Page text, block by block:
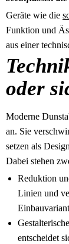
Geräte wie die
Funktion und
aus einer
oder
Moderne
an. Sie
setzen als
Dabei stehen
Reduktion
Linien und
entscheidet